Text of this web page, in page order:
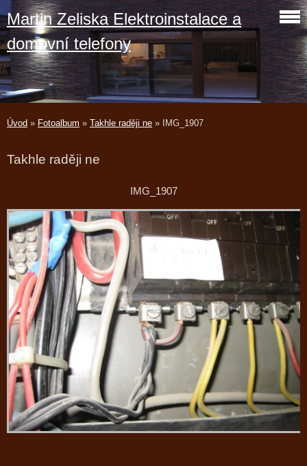
Martin Zeliska Elektroinstalace a
domovní telefony
Úvod » Fotoalbum » Takhle raději ne » IMG_1907
Takhle raději ne
IMG_1907